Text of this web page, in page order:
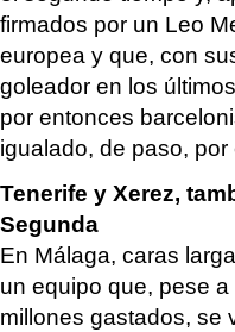
firmados por un Leo
europea y que, con
goleador en los
por entonces
igualado, de paso,
Tenerife y Xerez,
Segunda
En Málaga, caras
un equipo que, pese
millones gastados, se